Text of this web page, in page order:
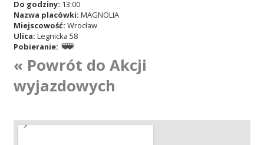
RCKiK
Akcje wyjazdowe
Krwiodawcy
Do godziny: 13:00
Nazwa placówki: MAGNOLIA
Miejscowość: Wrocław
Ulica: Legnicka 58
Pobieranie:
« Powrót do Akcji
wyjazdowych